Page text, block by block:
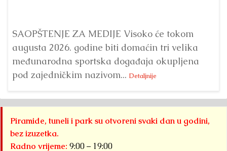
SAOPŠTENJE ZA MEDIJE Visoko će tokom
augusta 2026. godine biti domaćin tri velika
međunarodna sportska događaja okupljena
pod zajedničkim nazivom... Detaljnije
Piramide, tuneli i park su otvoreni svaki dan u godini,
bez izuzetka.
Radno vrijeme: 9:00 – 19:00